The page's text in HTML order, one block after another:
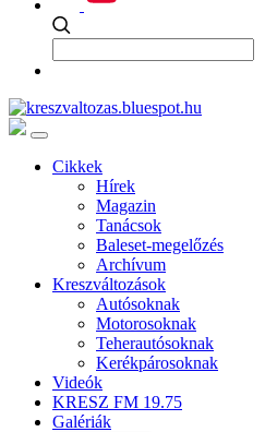
Cikkek
Hírek
Magazin
Tanácsok
Baleset-megelőzés
Archívum
Kreszváltozások
Autósoknak
Motorosoknak
Teherautósoknak
Kerékpárosoknak
Videók
KRESZ FM 19.75
Galériák